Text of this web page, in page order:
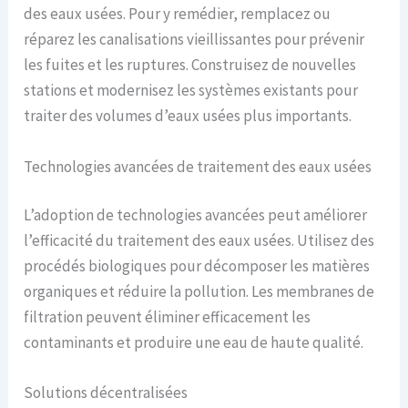
des eaux usées. Pour y remédier, remplacez ou
réparez les canalisations vieillissantes pour prévenir
les fuites et les ruptures. Construisez de nouvelles
stations et modernisez les systèmes existants pour
traiter des volumes d’eaux usées plus importants.
Technologies avancées de traitement des eaux usées
L’adoption de technologies avancées peut améliorer
l’efficacité du traitement des eaux usées. Utilisez des
procédés biologiques pour décomposer les matières
organiques et réduire la pollution. Les membranes de
filtration peuvent éliminer efficacement les
contaminants et produire une eau de haute qualité.
Solutions décentralisées